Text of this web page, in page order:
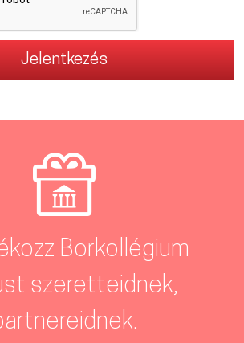
Borkollégium
szeretteidnek,